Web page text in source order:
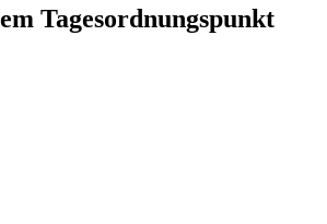
Tagesordnungspunkt